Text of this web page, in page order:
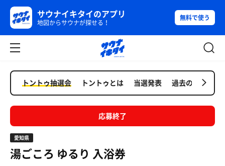
サウナイキタイのアプリ
地図からサウナが探せる！
無料で使う
トントゥ抽選会 トントゥとは 当選発表 過去の抽選会
応募終了
愛知県
湯ごころ ゆるり 入浴券